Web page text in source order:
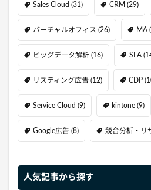
Sales Cloud (31) CRM (29)
バーチャルオフィス (26) MA
ビッグデータ解析 (16) SFA
リスティング広告 (12) CDP
Service Cloud (9) kintone (9)
Google広告 (8) 競合分析・リ
人気記事から探す